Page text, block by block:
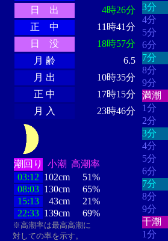
日 出
4時26分
正 中
11時41分
日 没
18時57分
月 齢
6.5
月 出
10時35分
正 中
17時15分
月 入
23時46分
潮回り 小潮 高潮率
03:12 102cm
51%
08:03 130cm
65%
15:13
43cm
21%
22:33 139cm 69%
※高潮率は最高高潮に
対しての率を示す。
3分
4分
5分
6分
7分
8分
9分
満潮
1分
2分
3分
4分
5分
6分
7分
8分
9分
干潮
1分